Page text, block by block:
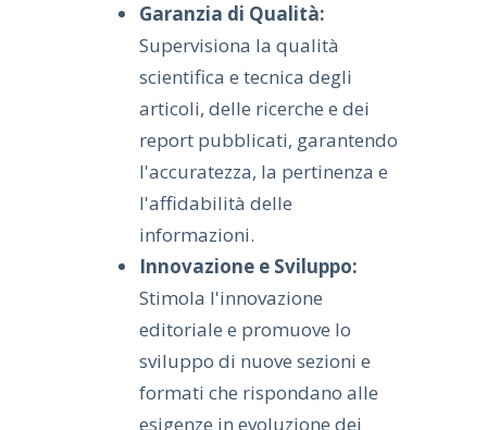
Garanzia di Qualità:
Supervisiona la qualità
scientifica e tecnica degli
articoli, delle ricerche e dei
report pubblicati, garantendo
l'accuratezza, la pertinenza e
l'affidabilità delle
informazioni.
Innovazione e Sviluppo:
Stimola l'innovazione
editoriale e promuove lo
sviluppo di nuove sezioni e
formati che rispondano alle
esigenze in evoluzione dei